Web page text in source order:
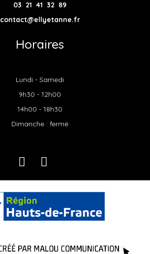
03 21 41 32 89
contact@ellyetanne.fr
Horaires
Lundi - Samedi
9h30 - 12h00
14h00 - 18h30
Dimanche : fermé